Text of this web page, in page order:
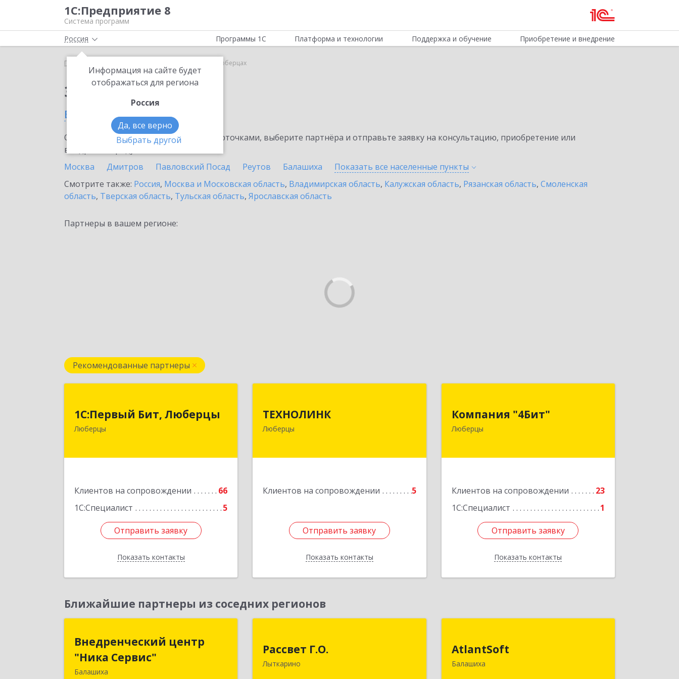
1С:Предприятие 8
Система программ
Россия
Информация на сайте будет
отображаться для региона
Россия
Да, все верно
Выбрать другой
Программы 1С Платформа и технологии Поддержка и обучение Приобретение и внедрение
Главная 1C-Store в Люберцах
Заказать 1C-Store
в Люберцах
Ознакомьтесь с информационными карточками, выберите партнёра и отправьте заявку на консультацию, приобретение или
внедрение продукта.
Москва
Дмитров Павловский Посад Реутов Балашиха Показать все населенные пункты
Смотрите также: Россия, Москва и Московская область, Владимирская область, Калужская область, Рязанская область, Смоленская
область, Тверская область, Тульская область, Ярославская область
Партнеры в вашем регионе:
Рекомендованные партнеры
1С:Первый Бит, Люберцы
Люберцы
Клиентов на сопровождении
66
1С:Специалист
5
Отправить заявку
Показать контакты
140009, Московская обл, Люберецкий
р-н, Люберцы г, Митрофанова ул,
Отправить заявку
Назад
ТЕХНОЛИНК
Люберцы
Клиентов на сопровождении 5
Отправить заявку
Показать контакты
Подробнее
Отправить заявку
Назад
Компания "4Бит"
Люберцы
Клиентов на сопровождении
23
1С:Специалист
1
Отправить заявку
Показать контакты
р-н, Люберцы г, Октябрьский пр-кт,
Отправить заявку
Назад
Ближайшие партнеры из соседних регионов
Внедренческий центр
"Ника Сервис"
Балашиха
Внедренческий центр
"Ника Сервис"
143912, Московская обл, Балашиха г,
Рассвет Г.О.
Лыткарино
AtlantSoft
Балашиха
Звездная ул, дом № 7, корпус 1, оф.609